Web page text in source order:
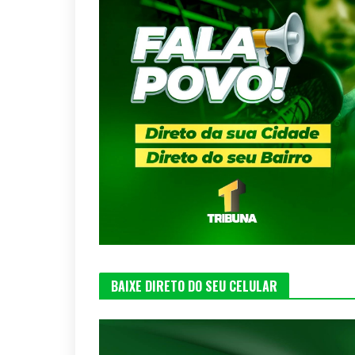
BAIXE DIRETO DO SEU CELULAR